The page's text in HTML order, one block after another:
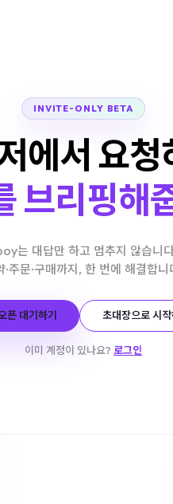
INVITE-ONLY BETA
에서 요청
vooy
브리핑해
는 대답만 하고 멈추지 않습니
·주문·구매까지, 한 번에 해결합니
픈 대기하기 초대장으로 시작
이미 계정이 있나요? 로그인